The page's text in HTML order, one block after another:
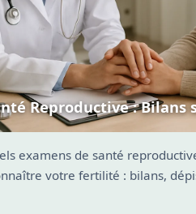
Reproductive : Bilans
examens de santé
votre fertilité : bilans,